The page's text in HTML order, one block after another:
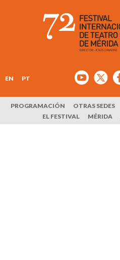
EN PT
PROGRAMACIÓN OTRAS SEDES
EL FESTIVAL
MÉRIDA